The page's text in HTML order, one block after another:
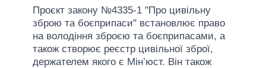
Проєкт закону №4335-1 "Про цивільну
зброю та боєприпаси" встановлює право
на володіння зброєю та боєприпасами, а
також створює реєстр цивільної зброї,
держателем якого є Мін’юст. Він також